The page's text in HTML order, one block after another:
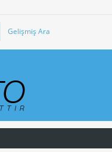
Gelişmiş Ara